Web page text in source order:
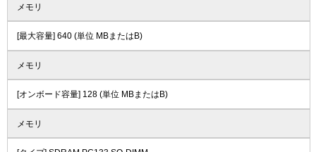
メモリ
[最大容量] 640 (単位 MBまたはB)
メモリ
[オンボード容量] 128 (単位 MBまたはB)
メモリ